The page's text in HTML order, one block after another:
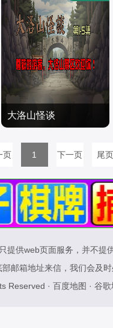
大洛山怪谈
爽文短剧
页 1 下一页 尾页
供web页面服务，并不提
邮箱地址来信，我们会及
Reserved · 百度地图 · 谷歌